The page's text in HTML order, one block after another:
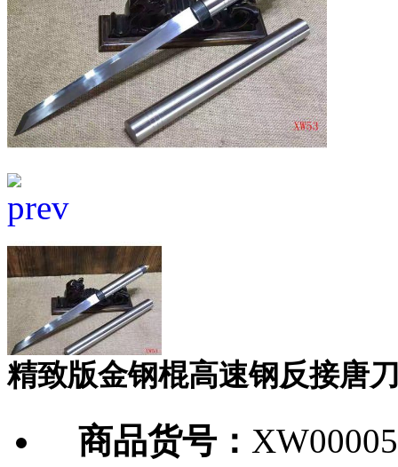
精致版金钢棍高速钢反接唐
商品货号：